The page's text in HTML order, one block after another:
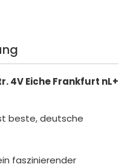
4V Eiche Frankfurt nL+
beste, deutsche
faszinierender